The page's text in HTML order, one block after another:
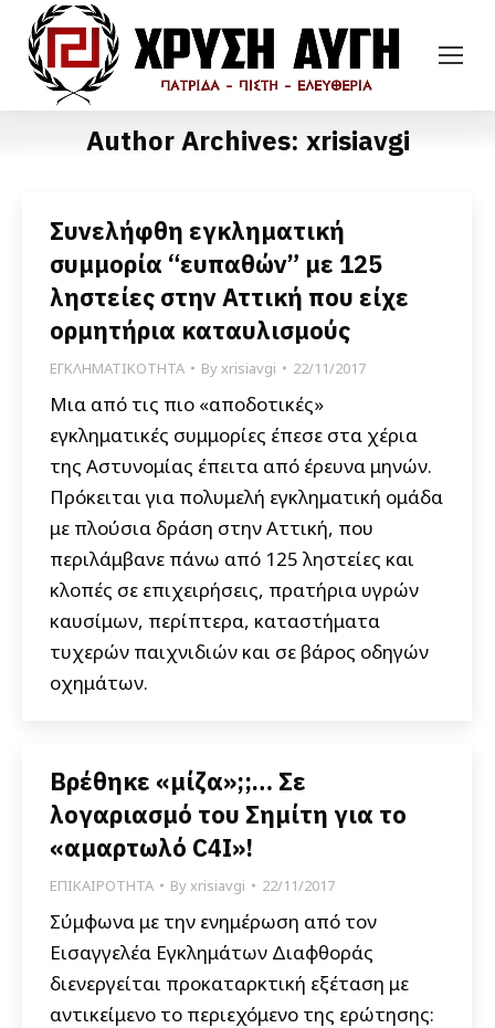
Author Archives: xrisiavgi
Συνελήφθη εγκληματική
συμμορία “ευπαθών” με 125
ληστείες στην Αττική που είχε
ορμητήρια καταυλισμούς
ΕΓΚΛΗΜΑΤΙΚΟΤΗΤΑ Byxrisiavgi 22/11/2017
Μια από τις πιο «αποδοτικές»
εγκληματικές συμμορίες έπεσε στα χέρια
της Αστυνομίας έπειτα από έρευνα μηνών.
Πρόκειται για πολυμελή εγκληματική ομάδα
με πλούσια δράση στην Αττική, που
περιλάμβανε πάνω από 125 ληστείες και
κλοπές σε επιχειρήσεις, πρατήρια υγρών
καυσίμων, περίπτερα, καταστήματα
τυχερών παιχνιδιών και σε βάρος οδηγών
οχημάτων.
Βρέθηκε «μίζα»;;… Σε
λογαριασμό του Σημίτη για το
«αμαρτωλό C4I»!
ΕΠΙΚΑΙΡΟΤΗΤΑ Byxrisiavgi 22/11/2017
Σύμφωνα με την ενημέρωση από τον
Εισαγγελέα Εγκλημάτων Διαφθοράς
διενεργείται προκαταρκτική εξέταση με
αντικείμενο το περιεχόμενο της ερώτησης: